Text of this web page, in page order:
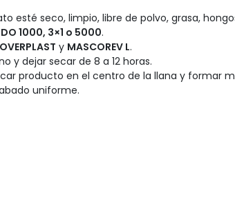
esté seco, limpio, libre de polvo, grasa,
1000, 3×1 o 5000.
y MASCOREV L.
y dejar secar de 8 a 12 horas.
producto en el centro de la llana y formar
uniforme.